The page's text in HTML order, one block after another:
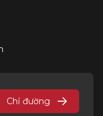
Chỉ đường